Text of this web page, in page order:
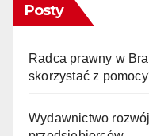
Posty
Radca prawny w
skorzystać z
Wydawnictwo